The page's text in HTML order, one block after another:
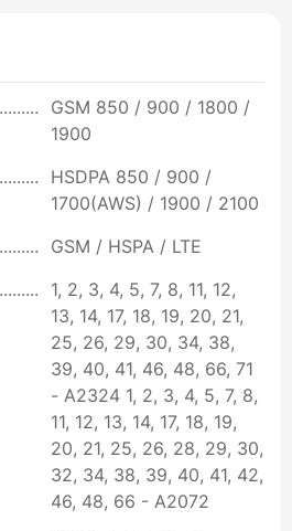
GSM 850 / 900 / 1800 /
1900
HSDPA 850 / 900 /
1700(AWS) / 1900 / 2100
GSM / HSPA / LTE
1, 2, 3, 4, 5, 7, 8, 11, 12,
13, 14, 17, 18, 19, 20, 21,
25, 26, 29, 30, 34, 38,
39, 40, 41, 46, 48, 66, 71
- A2324 1, 2, 3, 4, 5, 7, 8,
11, 12, 13, 14, 17, 18, 19,
20, 21, 25, 26, 28, 29, 30,
32, 34, 38, 39, 40, 41, 42,
46, 48, 66 - A2072